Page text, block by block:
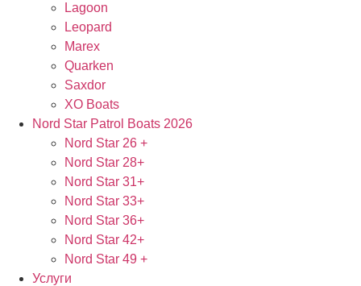
Lagoon
Leopard
Marex
Quarken
Saxdor
XO Boats
Nord Star Patrol Boats 2026
Nord Star 26 +
Nord Star 28+
Nord Star 31+
Nord Star 33+
Nord Star 36+
Nord Star 42+
Nord Star 49 +
Услуги